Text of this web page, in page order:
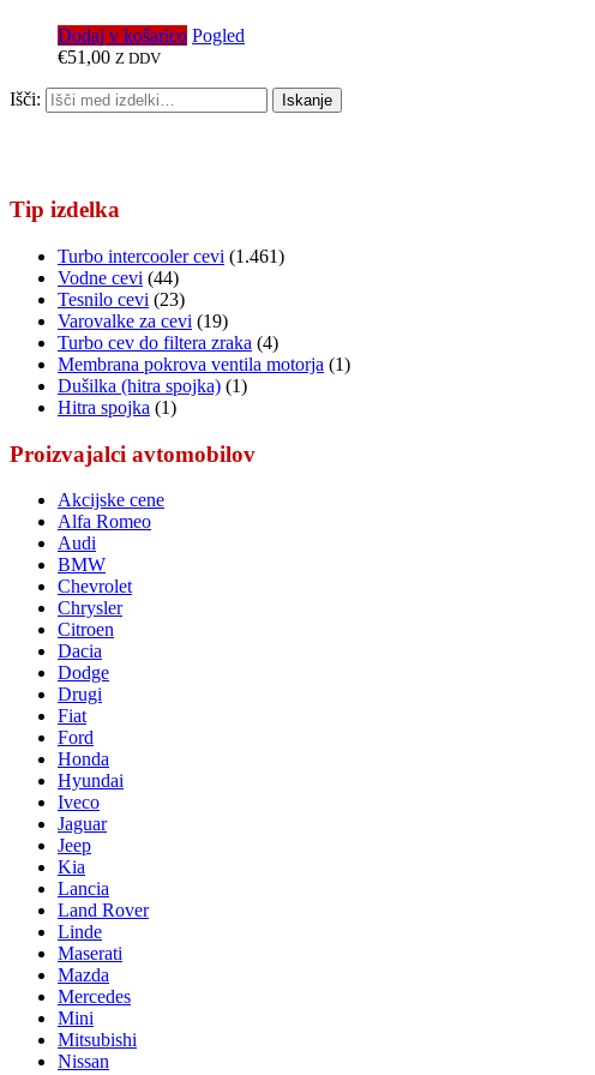
Dodaj v košarico Pogled
€51,00 Z DDV
Išči: Iskanje
Tip izdelka
Turbo intercooler cevi (1.461)
Vodne cevi (44)
Tesnilo cevi (23)
Varovalke za cevi (19)
Turbo cev do filtera zraka (4)
Membrana pokrova ventila motorja (1)
Dušilka (hitra spojka) (1)
Hitra spojka (1)
Proizvajalci avtomobilov
Akcijske cene
Alfa Romeo
Audi
BMW
Chevrolet
Chrysler
Citroen
Dacia
Dodge
Drugi
Fiat
Ford
Honda
Hyundai
Iveco
Jaguar
Jeep
Kia
Lancia
Land Rover
Linde
Maserati
Mazda
Mercedes
Mini
Mitsubishi
Nissan